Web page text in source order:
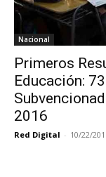
Nacional
Primeros
Educación:
2016
Red Digital - 10/22/